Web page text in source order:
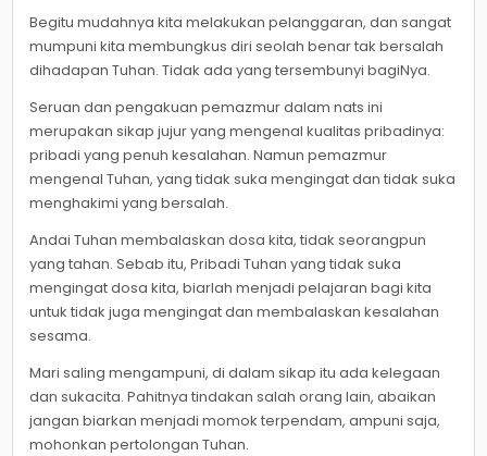
Begitu mudahnya kita melakukan pelanggaran, dan sangat
mumpuni kita membungkus diri seolah benar tak bersalah
dihadapan Tuhan. Tidak ada yang tersembunyi bagiNya.
Seruan dan pengakuan pemazmur dalam nats ini
merupakan sikap jujur yang mengenal kualitas pribadinya:
pribadi yang penuh kesalahan. Namun pemazmur
mengenal Tuhan, yang tidak suka mengingat dan tidak suka
menghakimi yang bersalah.
Andai Tuhan membalaskan dosa kita, tidak seorangpun
yang tahan. Sebab itu, Pribadi Tuhan yang tidak suka
mengingat dosa kita, biarlah menjadi pelajaran bagi kita
untuk tidak juga mengingat dan membalaskan kesalahan
sesama.
Mari saling mengampuni, di dalam sikap itu ada kelegaan
dan sukacita. Pahitnya tindakan salah orang lain, abaikan
jangan biarkan menjadi momok terpendam, ampuni saja,
mohonkan pertolongan Tuhan.